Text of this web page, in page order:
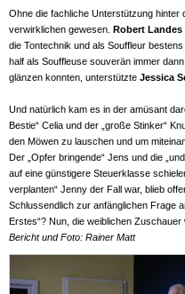
Ohne die fachliche Unterstützung hinter
verwirklichen gewesen. Robert Landes
die Tontechnik und als Souffleur
half als Souffleuse souverän immer
glänzen konnten, unterstützte Jessica
Und natürlich kam es in der amüsant
Bestie“ Celia und der „große Stinker“
den Möwen zu lauschen und um
Der „Opfer bringende“ Jens und die
auf eine günstigere Steuerklasse
verplanten“ Jenny der Fall war, blieb
Schlussendlich zur anfänglichen Frage
Erstes“? Nun, die weiblichen
Bericht und Foto: Rainer Matt